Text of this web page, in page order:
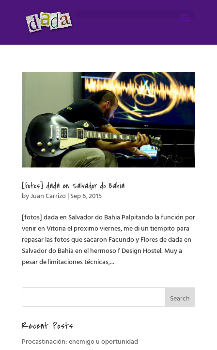
[fotos] dada en Salvador do Bahia
byJuan Carrizo|Sep 6, 2015
[fotos] dada en Salvador do Bahia Palpitando la función por
venir en Vitoria el proximo viernes, me di un tiempito para
repasar las fotos que sacaron Facundo y Flores de dada en
Salvador do Bahia en el hermoso f Design Hostel. Muy a
pesar de limitaciones técnicas,...
Recent Posts
Procastinación: enemigo u oportunidad